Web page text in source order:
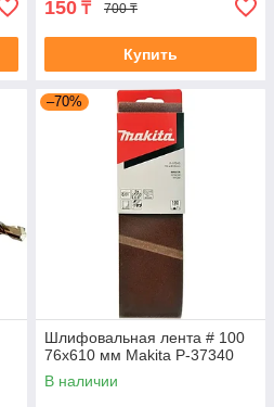
150 ₸ 700 ₸
Купить
–70%
Шлифовальная лента # 100
76x610 мм Makita P-37340
В наличии